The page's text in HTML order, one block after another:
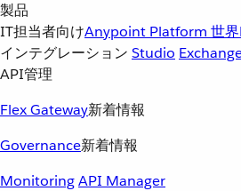
製品
IT担当者向けAnypoint Platform 世
インテグレーション Studio
API管理
Flex Gateway新着情報
Governance新着情報
MonitoringAPI Manager